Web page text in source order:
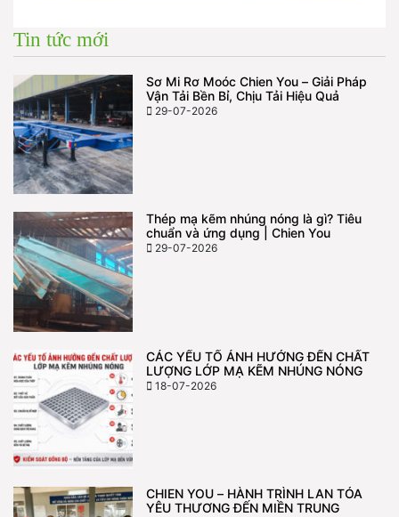
Tin tức mới
Sơ Mi Rơ Moóc Chien You – Giải Pháp
Vận Tải Bền Bỉ, Chịu Tải Hiệu Quả
29-07-2026
Thép mạ kẽm nhúng nóng là gì? Tiêu
chuẩn và ứng dụng | Chien You
29-07-2026
CÁC YẾU TỐ ẢNH HƯỞNG ĐẾN CHẤT
LƯỢNG LỚP MẠ KẼM NHÚNG NÓNG
18-07-2026
CHIEN YOU – HÀNH TRÌNH LAN TỎA
YÊU THƯƠNG ĐẾN MIỀN TRUNG